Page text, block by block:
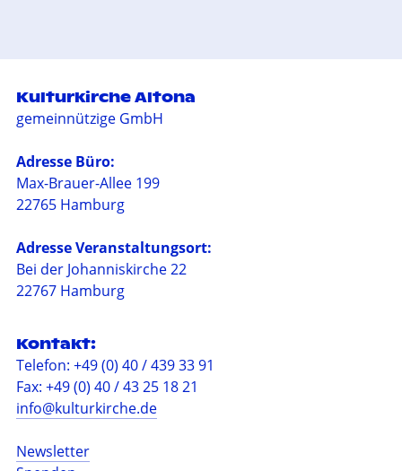
Kulturkirche Altona
gemeinnützige GmbH
Adresse Büro:
Max-Brauer-Allee 199
22765 Hamburg
Adresse Veranstaltungsort:
Bei der Johanniskirche 22
22767 Hamburg
Kontakt:
Telefon: +49 (0) 40 / 439 33 91
Fax: +49 (0) 40 / 43 25 18 21
info@kulturkirche.de
Newsletter